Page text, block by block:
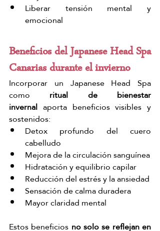
Liberar tensión mental y
emocional
Beneficios del Japanese Head Spa
Canarias durante el invierno
Incorporar un Japanese Head Spa
como ritual de bienestar
invernal aporta beneficios visibles y
sostenidos:
Detox profundo del cuero
cabelludo
Mejora de la circulación sanguínea
Hidratación y equilibrio capilar
Reducción del estrés y la ansiedad
Sensación de calma duradera
Mayor claridad mental
Estos beneficios no solo se reflejan en